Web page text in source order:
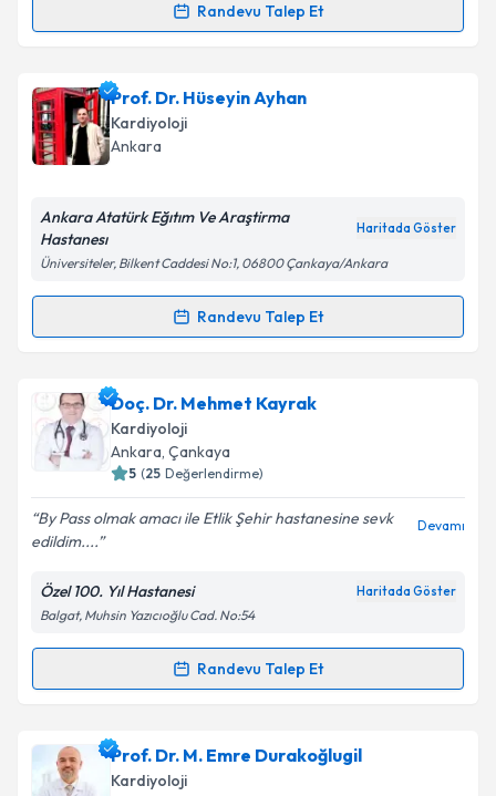
Randevu Talep Et
için bir takvim hazırlandığında e-posta ile
bilgilendireceğiz.
E-posta Adresiniz
Kişisel verilerimin işlenmesine ilişkinAydınlatma
Metni'ni okudum ve kişisel verilerimin belirtilen
kapsamda işlenmesini kabul ediyorum.
Prof. Dr. Hüseyin Ayhan
Kardiyoloji
Ankara
Ankara Atatürk Eğıtım Ve Araştirma
Hastanesı
Haritada Göster
Üniversiteler, Bilkent Caddesi No:1, 06800 Çankaya/Ankara
Randevu Talep Et
Randevu Takvimi Talebi
Prof. Dr. Hüseyin Ayhan için randevu takvimi talebi
oluşturun. Size bu uzmandan randevu almanız için bir
takvim hazırlandığında e-posta ile bilgilendireceğiz.
Kişisel verilerimin işlenmesine ilişkin
Aydınlatma
Metni'ni okudum ve kişisel verilerimin belirtilen
kapsamda işlenmesini kabul ediyorum.
Doç. Dr. Mehmet Kayrak
Kardiyoloji
Ankara, Çankaya
5 (25 Değerlendirme)
By Pass olmak amacı ile Etlik Şehir hastanesine sevk
edildim....
Devamı
Özel 100. Yıl Hastanesi Haritada Göster
Balgat, Muhsin Yazıcıoğlu Cad. No:54
Randevu Talep Et
Randevu Takvimi Talebi
Doç. Dr. Mehmet Kayrakiçin randevu takvimi talebi
oluşturun. Size bu uzmandan randevu almanız için bir
Prof. Dr. M. Emre Durakoğlugil
Kardiyoloji